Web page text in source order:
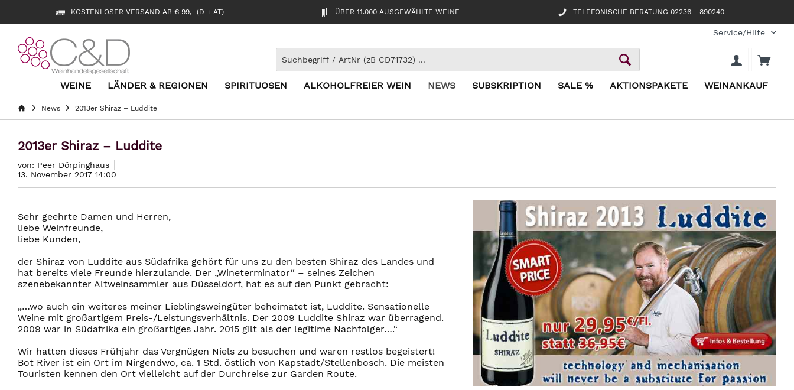
KOSTENLOSER VERSAND AB € 99,- (D + AT) ÜBER 11.000 AUSGEWÄHLTE WEINE TELEFONISCHE BERATUNG 02236 - 890240
Service/Hilfe
WEINE LÄNDER & REGIONEN SPIRITUOSEN ALKOHOLFREIER WEIN NEWS SUBSKRIPTION SALE % AKTIONSPAKETE WEINANKAUF
News 2013er Shiraz – Luddite
2013er Shiraz – Luddite
von: Peer Dörpinghaus
13. November 2017 14:00
Sehr geehrte Damen und Herren,
liebe Weinfreunde,
liebe Kunden,
der Shiraz von Luddite aus Südafrika gehört für uns zu den besten Shiraz des Landes und
hat bereits viele Freunde hierzulande. Der „Wineterminator“ – seines Zeichen
szenebekannter Altweinsammler aus Düsseldorf, hat es auf den Punkt gebracht:
„…wo auch ein weiteres meiner Lieblingsweingüter beheimatet ist, Luddite. Sensationelle
Weine mit großartigem Preis-/Leistungsverhältnis. Der 2009 Luddite Shiraz war überragend.
2009 war in Südafrika ein großartiges Jahr. 2015 gilt als der legitime Nachfolger….“
Wir hatten dieses Frühjahr das Vergnügen Niels zu besuchen und waren restlos begeistert!
Bot River ist ein Ort im Nirgendwo, ca. 1 Std. östlich von Kapstadt/Stellenbosch. Die meisten
Touristen kennen den Ort vielleicht auf der Durchreise zur Garden Route.